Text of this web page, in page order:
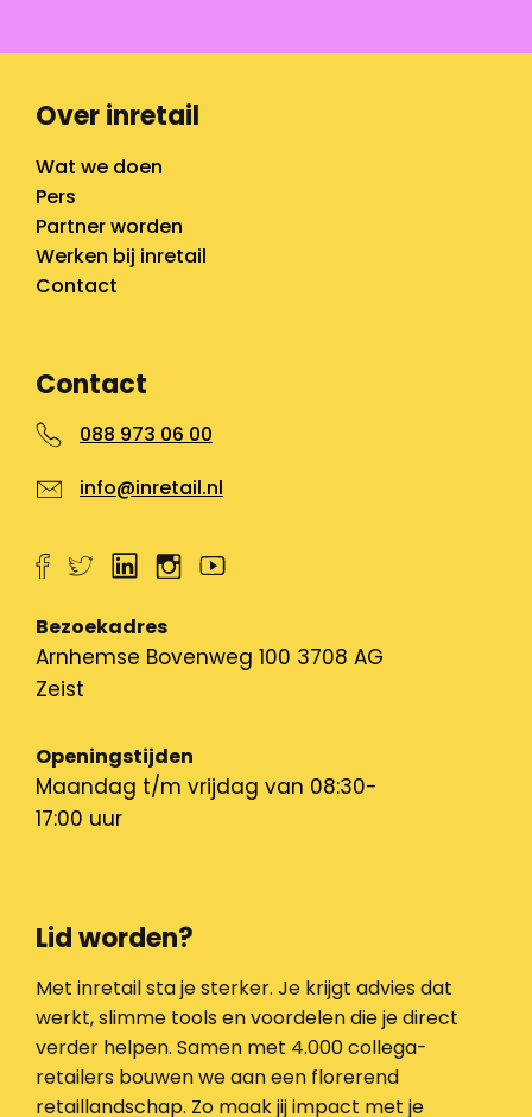
Over inretail
Wat we doen
Pers
Partner worden
Werken bij inretail
Contact
Contact
088 973 06 00
info@inretail.nl
Bezoekadres
Arnhemse Bovenweg 100 3708 AG
Zeist
Openingstijden
Maandag t/m vrijdag van 08:30-
17:00 uur
Lid worden?
Met inretail sta je sterker. Je krijgt advies dat
werkt, slimme tools en voordelen die je direct
verder helpen. Samen met 4.000 collega-
retailers bouwen we aan een florerend
retaillandschap. Zo maak jij impact met je